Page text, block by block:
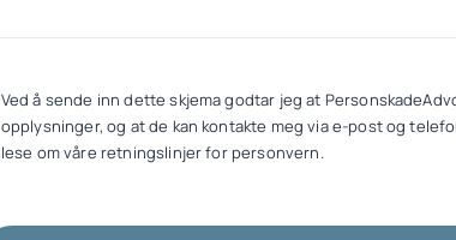
Ved å sende inn dette skjema godtar jeg at
opplysninger, og at de kan kontakte meg via e-post og
lese om våre retningslinjer for personvern.